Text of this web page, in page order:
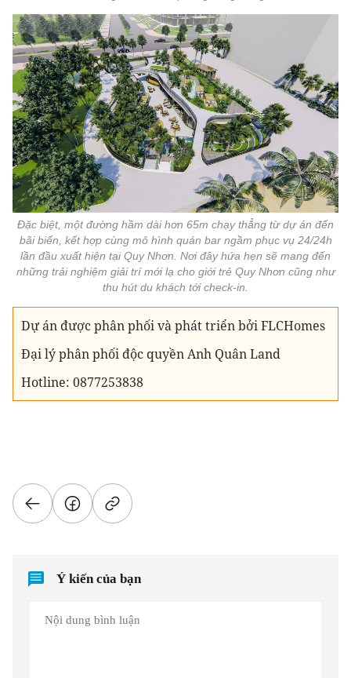
Đặc biệt, một đường hầm dài hơn 65m chạy thẳng từ dự án đến
bãi biển, kết hợp cùng mô hình quán bar ngầm phục vụ 24/24h
lần đầu xuất hiện tại Quy Nhơn. Nơi đây hứa hẹn sẽ mang đến
những trải nghiệm giải trí mới lạ cho giới trẻ Quy Nhơn cũng như
thu hút du khách tới check-in.
Dự án được phân phối và phát triển bởi FLCHomes
Đại lý phân phối độc quyền Anh Quân Land
Hotline: 0877253838
Ý kiến của bạn